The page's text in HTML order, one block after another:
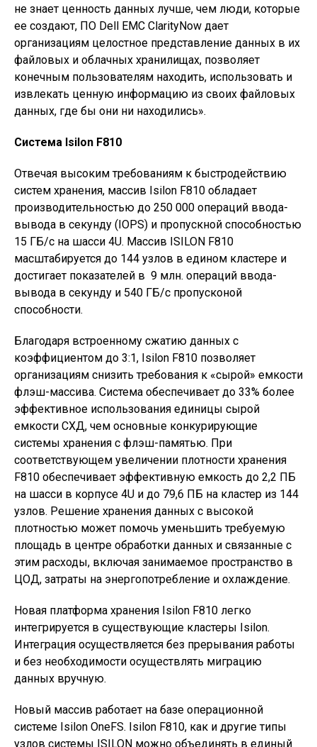
не знает ценность данных лучше, чем люди, которые
ее создают, ПО Dell EMC ClarityNow дает
организациям целостное представление данных в их
файловых и облачных хранилищах, позволяет
конечным пользователям находить, использовать и
извлекать ценную информацию из своих файловых
данных, где бы они ни находились».
Система Isilon F810
Отвечая высоким требованиям к быстродействию
систем хранения, массив Isilon F810 обладает
производительностью до 250 000 операций ввода-
вывода в секунду (IOPS) и пропускной способностью
15 ГБ/с на шасси 4U. Массив ISILON F810
масштабируется до 144 узлов в едином кластере и
достигает показателей в 9 млн. операций ввода-
вывода в секунду и 540 ГБ/с пропусконой
способности.
Благодаря встроенному сжатию данных с
коэффициентом до 3:1, Isilon F810 позволяет
организациям снизить требования к «сырой» емкости
флэш-массива. Система обеспечивает до 33% более
эффективное использования единицы сырой
емкости СХД, чем основные конкурирующие
системы хранения с флэш-памятью. При
соответствующем увеличении плотности хранения
F810 обеспечивает эффективную емкость до 2,2 ПБ
на шасси в корпусе 4U и до 79,6 ПБ на кластер из 144
узлов. Решение хранения данных с высокой
плотностью может помочь уменьшить требуемую
площадь в центре обработки данных и связанные с
этим расходы, включая занимаемое пространство в
ЦОД, затраты на энергопотребление и охлаждение.
Новая платформа хранения Isilon F810 легко
интегрируется в существующие кластеры Isilon.
Интеграция осуществляется без прерывания работы
и без необходимости осуществлять миграцию
данных вручную.
Новый массив работает на базе операционной
системе Isilon OneFS. Isilon F810, как и другие типы
узлов системы ISILON можно объединять в единый